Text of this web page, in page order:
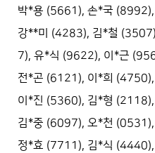
박*용 (5661), 손*국 (8992),
강**미 (4283), 김*철
7), 유*식 (9622), 이*근
전*곤 (6121), 이*희
이*진 (5360), 김*형 (2118),
김*중 (6097), 오*천
정*효 (7711), 김*식 (4440),